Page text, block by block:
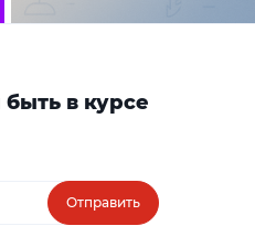
в курсе
Отправить